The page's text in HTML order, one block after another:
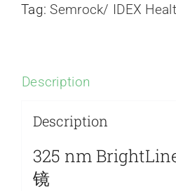
Tag:Semrock/ IDEX
Description
Description
325 nm
镜